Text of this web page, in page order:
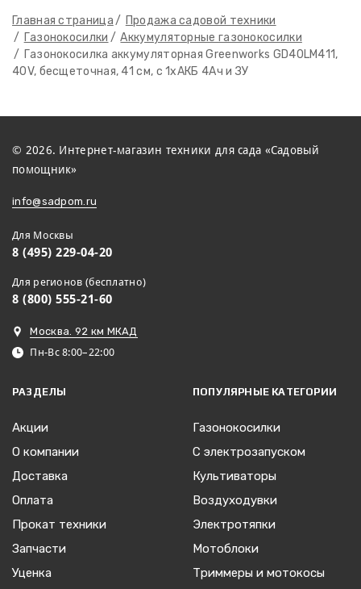
Главная страница
Продажа садовой техники
Газонокосилки
Аккумуляторные газонокосилки
Газонокосилка аккумуляторная Greenworks GD40LM411,
40V, бесщеточная, 41 см, c 1хАКБ 4Ач и ЗУ
© 2026. Интернет-магазин техники для сада «Садовый
помощник»
info@sadpom.ru
Для Москвы
8 (495) 229-04-20
Для регионов (бесплатно)
8 (800) 555-21-60
Москва. 92 км МКАД
Пн-Вс 8:00–22:00
РАЗДЕЛЫ
Акции
О компании
Доставка
Оплата
Прокат техники
Запчасти
Уценка
ПОПУЛЯРНЫЕ КАТЕГОРИИ
Газонокосилки
С электрозапуском
Культиваторы
Воздуходувки
Электротяпки
Мотоблоки
Триммеры и мотокосы